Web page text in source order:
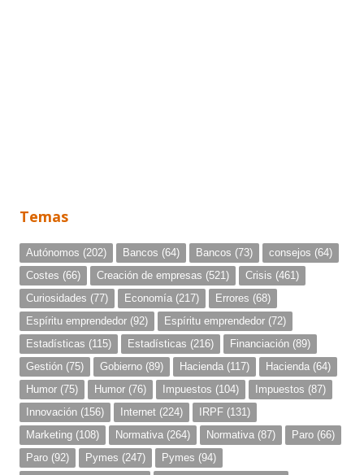
Temas
Autónomos (202) Bancos (64) Bancos (73) consejos (64)
Costes (66) Creación de empresas (521) Crisis (461)
Curiosidades (77) Economía (217) Errores (68)
Espíritu emprendedor (92) Espíritu emprendedor (72)
Estadísticas (115) Estadísticas (216) Financiación (89)
Gestión (75) Gobierno (89) Hacienda (117) Hacienda (64)
Humor (75) Humor (76) Impuestos (104) Impuestos (87)
Innovación (156) Internet (224) IRPF (131)
Marketing (108) Normativa (264) Normativa (87) Paro (66)
Paro (92) Pymes (247) Pymes (94)